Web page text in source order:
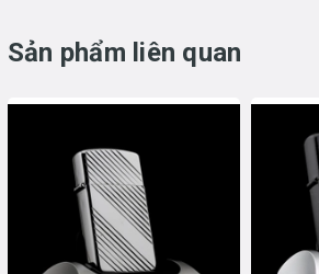
Sản phẩm liên quan